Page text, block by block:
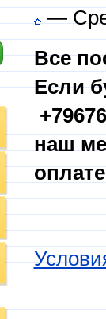
—
Все
Если
наш